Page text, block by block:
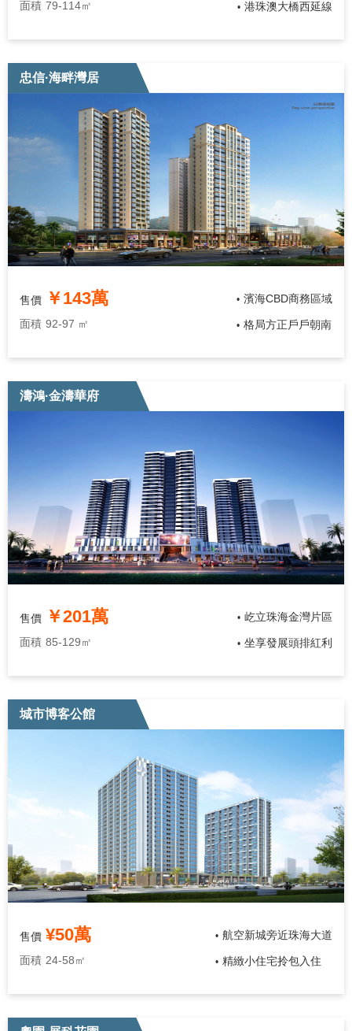
面積 79-114㎡ • 港珠澳大橋西延線
忠信·海畔灣居
售價 ￥143萬
面積 92-97 ㎡
• 濱海CBD商務區域
• 格局方正戶戶朝南
濤鴻·金濤華府
售價 ￥201萬
面積 85-129㎡
• 屹立珠海金灣片區
• 坐享發展頭排紅利
城市博客公館
售價 ¥50萬
面積 24-58㎡
• 航空新城旁近珠海大道
• 精緻小住宅拎包入住